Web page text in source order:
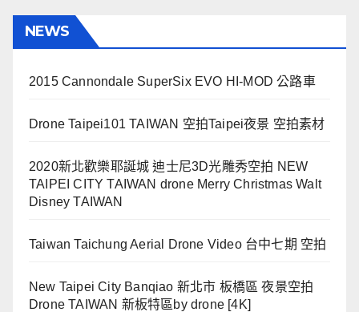
NEWS
2015 Cannondale SuperSix EVO HI-MOD 公路車
Drone Taipei101 TAIWAN 空拍Taipei夜景 空拍素材
2020新北歡樂耶誕城 迪士尼3D光雕秀空拍 NEW
TAIPEI CITY TAIWAN drone Merry Christmas Walt
Disney TAIWAN
Taiwan Taichung Aerial Drone Video 台中七期 空拍
New Taipei City Banqiao 新北市 板橋區 夜景空拍
Drone TAIWAN 新板特區by drone [4K]